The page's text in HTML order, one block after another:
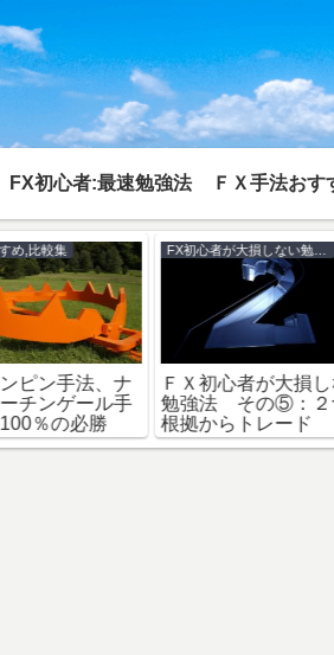
FX初心者:最速勉強法 ＦＸ手法おす
め,比較集
ピン手法、ナ
チンゲール手
％の必勝
FX初心者が大損しない勉強法
ＦＸ初心者が大損
勉強法 その⑤：２
根拠からトレード